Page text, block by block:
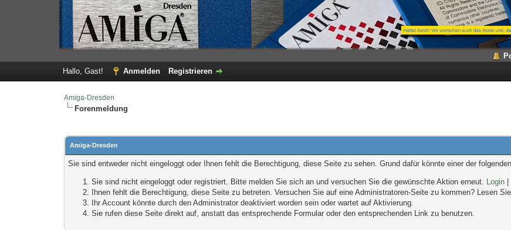
Hallo, Gast!
Anmelden Registrieren
Amiga-Dresden
Forenmeldung
Amiga-Dresden
Sie sind entweder nicht eingeloggt oder Ihnen fehlt die Berechtigung, diese Seite zu sehen. Grund dafür könnte einer der
Sie sind nicht eingeloggt oder registriert. Bitte melden Sie sich an und versuchen Sie die gewünschte Aktion erneut. Login
Ihnen fehlt die Berechtigung, diese Seite zu betreten. Versuchen Sie auf eine Administratoren-Seite zu kommen? Lesen
Ihr Account könnte durch den Administrator deaktiviert worden sein oder wartet auf Aktivierung.
Sie rufen diese Seite direkt auf, anstatt das entsprechende Formular oder den entsprechenden Link zu benutzen.